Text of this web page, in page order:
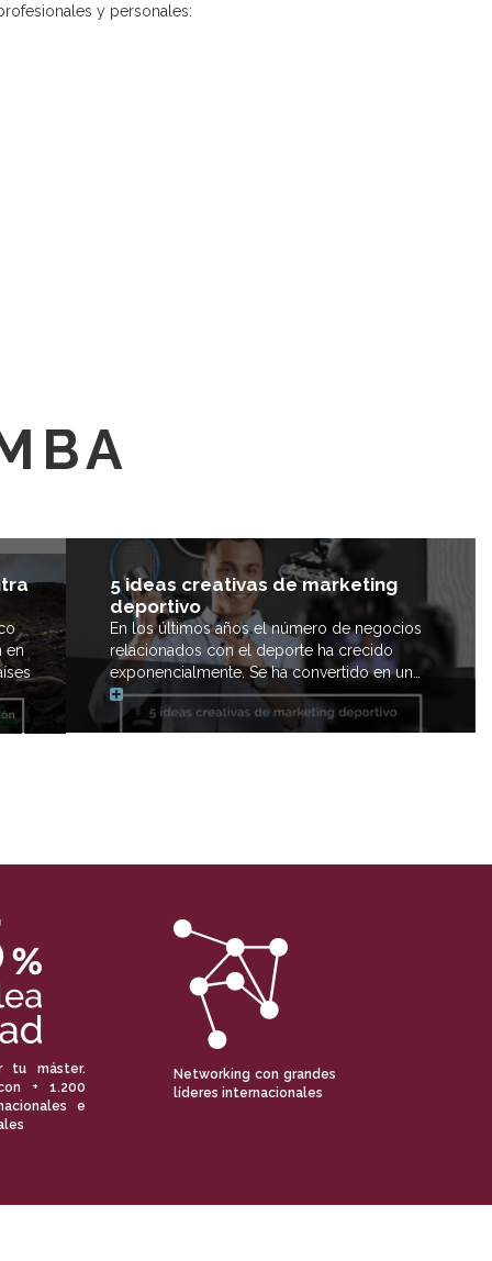
y personales:
en
5 ideas creativas de marketing
deportivo
En los últimos años el número de negocios
relacionados con el deporte ha crecido
exponencialmente. Se ha convertido en un…
tu máster.
+ 1.200
e
Networking con grandes
líderes internacionales